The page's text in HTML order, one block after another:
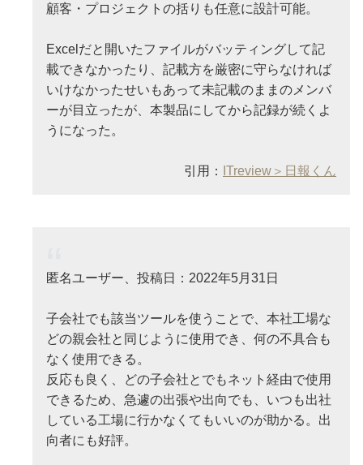
顧客・プロジェクトの括りも任意に設計可能。
Excelだと開いたファイルがバッティングして記
載できなかったり、記載方を厳密に守らなければ
いけなかったせいもあって未記載のままのメンバ
ーが目立ったが、本製品にしてから記録が続くよ
うになった。
引用： ITreview＞日報くん
匿名ユーザー、投稿日：2022年5月31日
子会社でも該当ツールを使うことで、本社工場な
どの親会社と同じように使用でき、何の不具合も
なく使用できる。
反応も良く、どの子会社とでもネット経由で使用
できるため、急遽の出張や出向でも、いつも出社
している工場に行かなくてもいいのが助かる。出
向者にも好評。